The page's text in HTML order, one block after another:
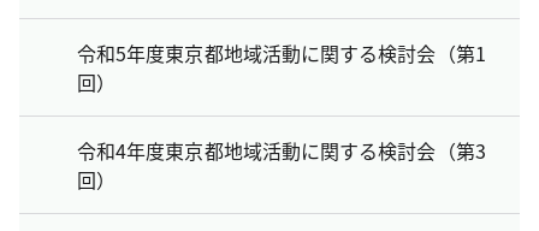
令和5年度東京都地域活動に関する検討会（第1
回）
令和4年度東京都地域活動に関する検討会（第3
回）